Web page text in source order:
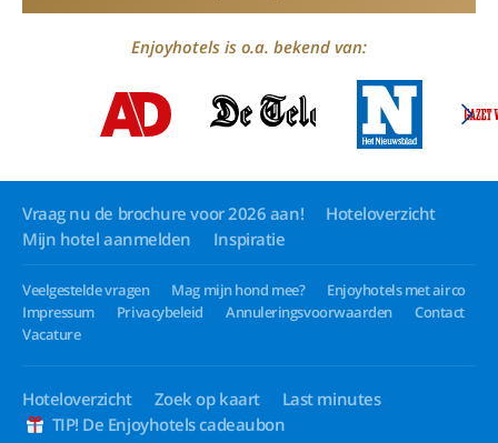
Enjoyhotels is o.a. bekend van:
Vraag nu de brochure voor 2026 aan!
Hoteloverzicht
Mijn hotel aanmelden
Inspiratie
Veelgestelde vragen Mag mijn hond mee?
Enjoyhotels met airco
Impressum
Privacybeleid Annuleringsvoorwaarden
Contact
Vacature
Hoteloverzicht Zoek op kaart
Last minutes
TIP! De Enjoyhotels cadeaubon